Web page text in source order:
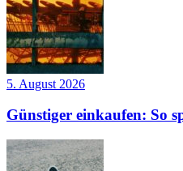
5. August 2026
Günstiger einkaufen: So